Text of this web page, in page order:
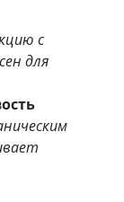
с
для